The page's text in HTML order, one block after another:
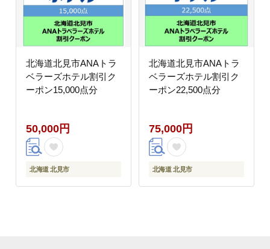
北海道北見市ANAトラ
ベラーズホテル割引ク
ーポン15,000点分
50,000円
北海道 北見市
北海道北見市ANAトラ
ベラーズホテル割引ク
ーポン22,500点分
75,000円
北海道 北見市